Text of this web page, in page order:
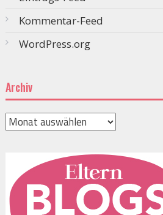
Kommentar-Feed
WordPress.org
Archiv
Archiv